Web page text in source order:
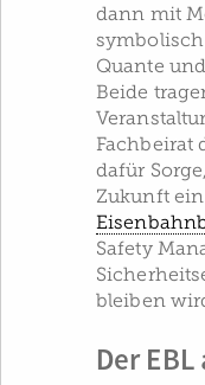
dann mit
symbolisch
Quante
Beide
Fachbeirat
dafür
Zukunft
Safety
bleiben
Der